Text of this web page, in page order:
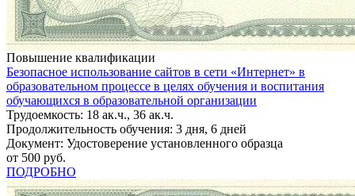
Повышение квалификации
Безопасное использование сайтов в сети «Интернет» в
образовательном процессе в целях обучения и воспитания
обучающихся в образовательной организации
Трудоемкость: 18 ак.ч., 36 ак.ч.
Продолжительность обучения: 3 дня, 6 дней
Документ: Удостоверение установленного образца
от 500 руб.
ПОДРОБНО